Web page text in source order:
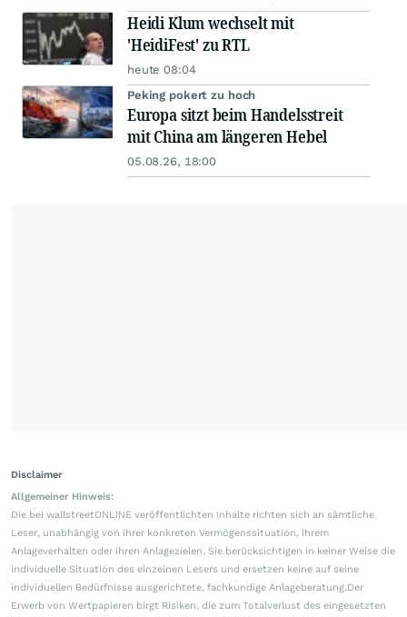
Heidi Klum wechselt mit
'HeidiFest' zu RTL
heute 08:04
Peking pokert zu hoch
Europa sitzt beim Handelsstreit
mit China am längeren Hebel
05.08.26, 18:00
Disclaimer
Allgemeiner Hinweis:
Die bei wallstreetONLINE veröffentlichten Inhalte richten sich an sämtliche
Leser, unabhängig von ihrer konkreten Vermögenssituation, ihrem
Anlageverhalten oder ihren Anlagezielen. Sie berücksichtigen in keiner Weise die
individuelle Situation des einzelnen Lesers und ersetzen keine auf seine
individuellen Bedürfnisse ausgerichtete, fachkundige Anlageberatung.Der
Erwerb von Wertpapieren birgt Risiken, die zum Totalverlust des eingesetzten